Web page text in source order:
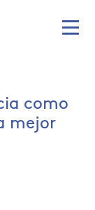
como
mejor